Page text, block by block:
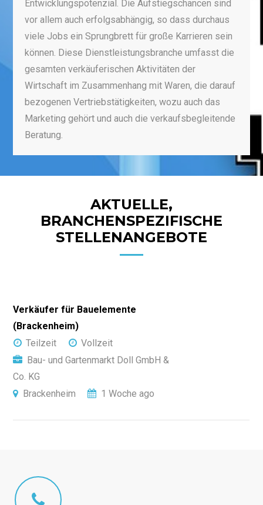
Entwicklungspotenzial. Die Aufstiegschancen sind
vor allem auch erfolgsabhängig, so dass durchaus
viele Jobs ein Sprungbrett für große Karrieren sein
können. Diese Dienstleistungsbranche umfasst die
gesamten verkäuferischen Aktivitäten der
Wirtschaft im Zusammenhang mit Waren, die darauf
bezogenen Vertriebstätigkeiten, wozu auch das
Marketing gehört und auch die verkaufsbegleitende
Beratung.
AKTUELLE,
BRANCHENSPEZIFISCHE
STELLENANGEBOTE
Verkäufer für Bauelemente
(Brackenheim)
Teilzeit
Vollzeit
Bau- und Gartenmarkt Doll GmbH &
Co. KG
Brackenheim
1 Woche ago